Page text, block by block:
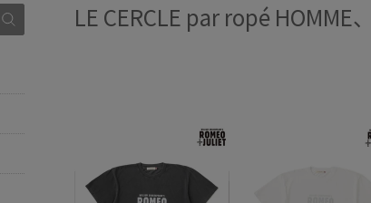
LE CERCLE par ropé HOMME